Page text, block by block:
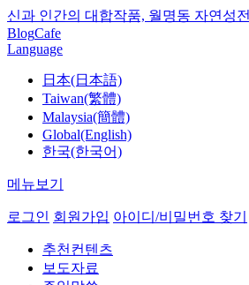
신과 인간의 대합작품, 월명동 자연성전
BlogCafe
Language
日本(日本語)
Taiwan(繁體)
Malaysia(簡體)
Global(English)
한국(한국어)
메뉴보기
로그인 회원가입 아이디/비밀번호 찾기
추천컨텐츠
보도자료